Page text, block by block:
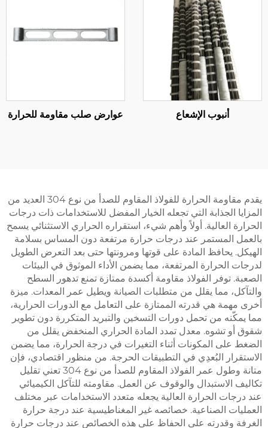
أنبوب الإشعاع عوارض صلب مقاومة للحرارة
يقدم مقاومة الحرارة للفولاذ المقاوم للصدأ من نوع 304 العديد من
الجذابة التي تجعله الخيار المفضل للاستخدامات ذات درجات
العالية. أولاً وأهم شيء، استقراره الحراري الاستثنائي يسمح
المستمر عند درجات حرارة مرتفعة دون المساس بسلامة
يحافظ المادة على قوتها ومرونتها حتى بعد التعرض الطويل
الحرارة المرتفعة، مما يضمن الأداء الموثوق في البيئات
توفر الفولاذ مقاومة أكسدة ممتازة تمنع تدهور السطح
مما يقلل من متطلبات الصيانة ويطيل عمر المعدات. ميزة
مهمة هي قدرته الممتازة على التعامل مع الدورات الحرارية،
من تحمل دورات التسخين والتبريد المتكررة دون تطوير
أو تشوه. معدل تمدد المادة الحراري المنخفض يقلل من
على المكونات أثناء التغيرات في درجة الحرارة، مما يضمن
البُعدِي في التطبيقات الحرجة. من منظور اقتصادي، فإن
متانة وطول عمر الفولاذ المقاوم للصدأ من نوع 304 تعني تقليل
الاستبدال والوقوف عن العمل. مقاومته للتآكل الكيميائي
الحرارة العالية يجعله متعدد الاستخدامات عبر مختلف
الصناعية. خصائصه غير المغناطيسية عند درجة حرارة
وقدرته على الحفاظ على هذه الخصائص عند درجات حرارة